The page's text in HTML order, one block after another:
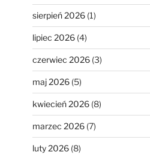
sierpień 2026(1)
lipiec 2026(4)
czerwiec 2026(3)
maj 2026(5)
kwiecień 2026(8)
marzec 2026(7)
luty 2026(8)